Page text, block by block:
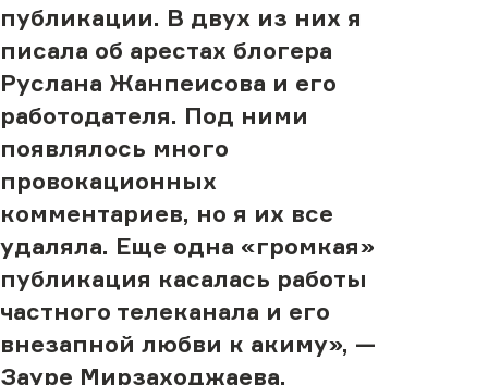
публикации. В двух из них я
писала об арестах блогера
Руслана Жанпеисова и его
работодателя. Под ними
появлялось много
провокационных
комментариев, но я их все
удаляла. Еще одна «громкая»
публикация касалась работы
частного телеканала и его
внезапной любви к акиму», —
Зауре Мирзаходжаева.